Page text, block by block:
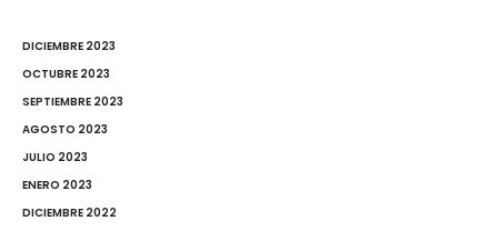
DICIEMBRE 2023
OCTUBRE 2023
SEPTIEMBRE 2023
AGOSTO 2023
JULIO 2023
ENERO 2023
DICIEMBRE 2022